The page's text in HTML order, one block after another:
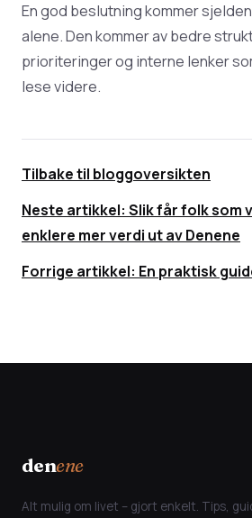
En god beslutning kommer
alene. Den kommer av bedre
prioriteringer og interne lenker
lese videre.
Tilbake til bloggoversikten
Neste artikkel: Slik får folk som
enklere mer verdi ut av Denene
Forrige artikkel: En praktisk
denene
Alt mulig om livet – gjort enkelt. Tips,